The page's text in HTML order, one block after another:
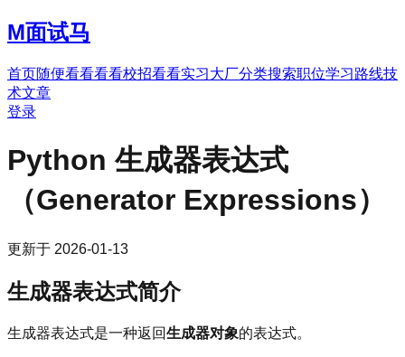
M面试马
首页随便看看看看校招看看实习大厂分类搜索职位学习路线技
术文章
登录
Python 生成器表达式
（Generator Expressions）
更新于 2026-01-13
生成器表达式简介
生成器表达式是一种返回生成器对象的表达式。